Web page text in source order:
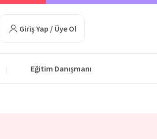
Giriş Yap / Üye Ol
Eğitim Danışmanı